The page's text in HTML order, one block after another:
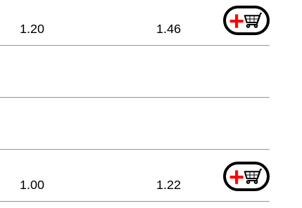
+
1.20 1.46
+
1.00 1.22